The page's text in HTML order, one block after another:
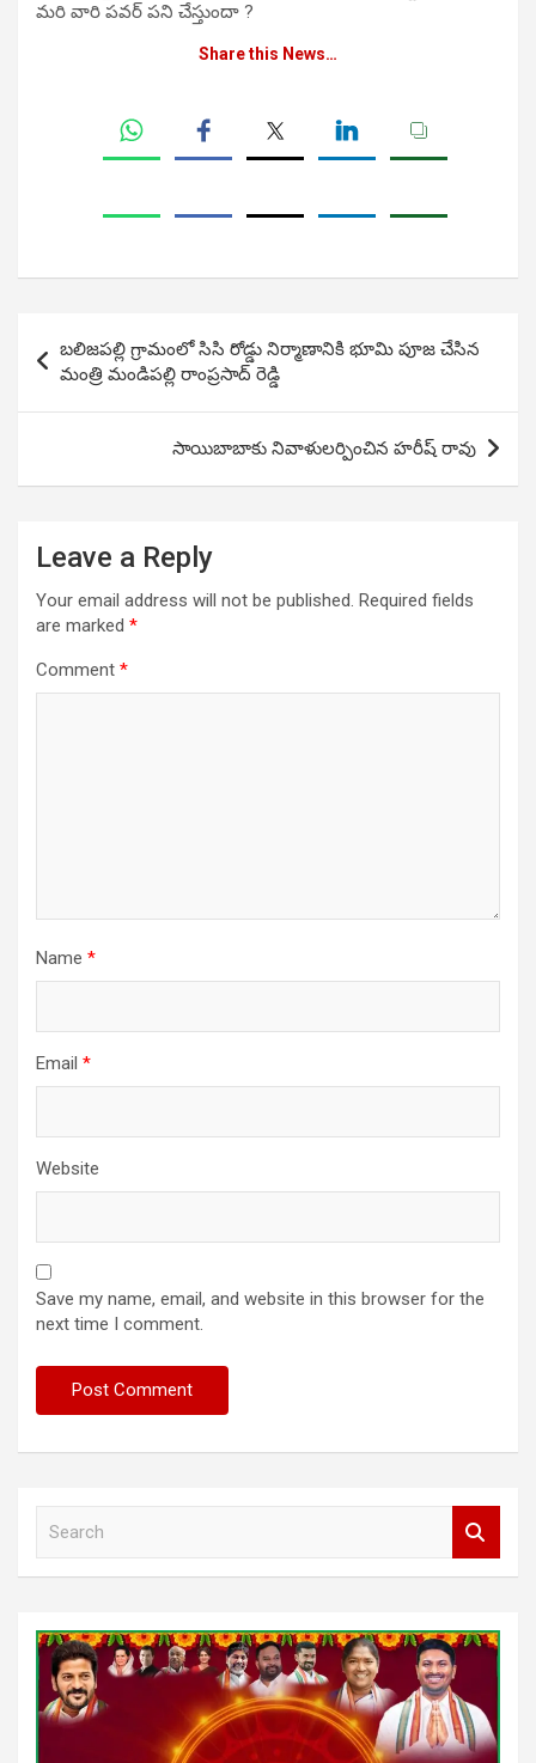
మరి వారి పవర్ పని చేస్తుందా ?
Share this News…
navigation
బలిజపల్లి గ్రామంలో సిసి రోడ్డు నిర్మాణానికి భూమి పూజ చేసిన
మంత్రి మండిపల్లి రాంప్రసాద్ రెడ్డి
సాయిబాబాకు నివాళులర్పించిన హరీష్ రావు
Leave a Reply
Your email address will not be published. Required fields
are marked *
Comment *
Name *
Email *
Website
Save my name, email, and website in this browser for the
next time I comment.
h